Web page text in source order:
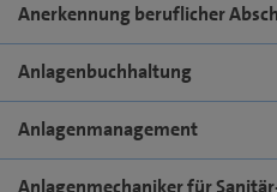
Anerkennung beruflicher
Anlagenbuchhaltung
Anlagenmanagement
Anlagenmechaniker für